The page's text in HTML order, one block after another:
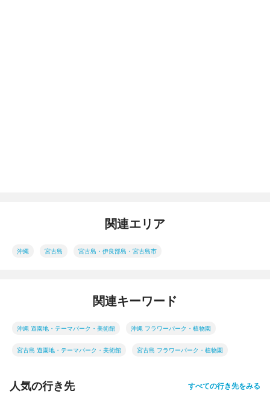
関連エリア
沖縄 宮古島 宮古島・伊良部島・宮古島市
関連キーワード
沖縄 遊園地・テーマパーク・美術館 沖縄 フラワーパーク・植物園
宮古島 遊園地・テーマパーク・美術館 宮古島 フラワーパーク・植物園
人気の行き先 すべての行き先をみる